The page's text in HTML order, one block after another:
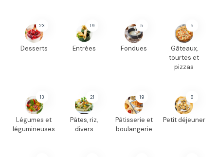
23
Desserts
19
Entrées
5
Fondues
5
Gâteaux,
tourtes et
pizzas
13
Légumes et
légumineuses
21
Pâtes, riz,
divers
19
Pâtisserie et
boulangerie
8
Petit déjeuner